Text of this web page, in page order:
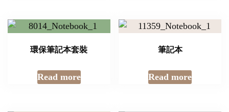
環保筆記本套裝
Read more
筆記本
Read more